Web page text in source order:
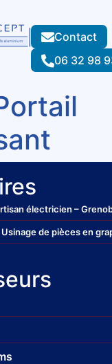
Contact
06 32 98
électricien –
de pièces en